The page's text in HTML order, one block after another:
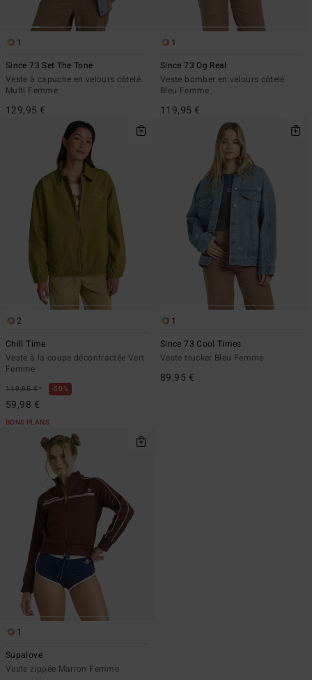
1
Since 73 Set The Tone
Veste à capuche en velours côtelé
Multi Femme
129,95 €
1
Since 73 Og Real
Veste bomber en velours côtelé
Bleu Femme
119,95 €
2
Chill Time
Veste à la coupe décontractée Vert
Femme
119,95 €* 50%
59,98 €
BONS PLANS
1
Since 73 Cool Times
Veste trucker Bleu Femme
89,95 €
1
Supalove
Veste zippée Marron Femme